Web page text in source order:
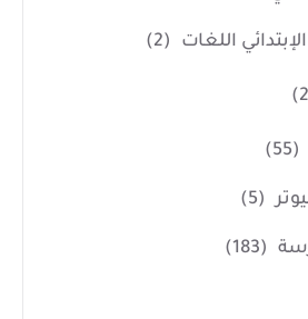
اللغات (2)
(55)
(5)
(183)